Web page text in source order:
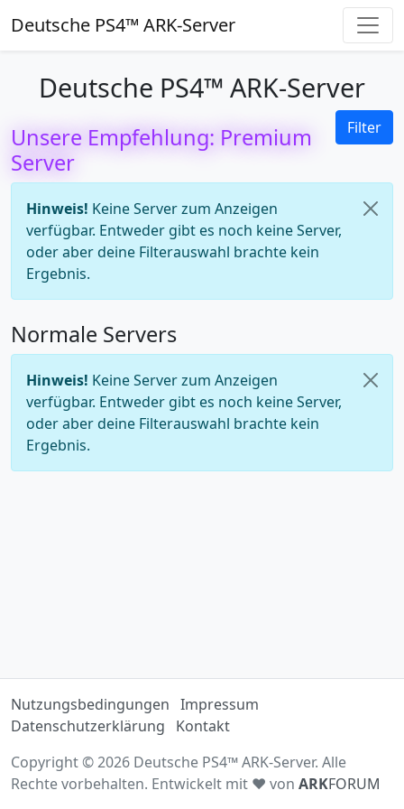
Deutsche PS4™ ARK-Server
Deutsche PS4™ ARK-Server
Filter
Unsere Empfehlung: Premium
Server
Hinweis! Keine Server zum Anzeigen
verfügbar. Entweder gibt es noch keine Server,
oder aber deine Filterauswahl brachte kein
Ergebnis.
Normale Servers
Hinweis! Keine Server zum Anzeigen
verfügbar. Entweder gibt es noch keine Server,
oder aber deine Filterauswahl brachte kein
Ergebnis.
Nutzungsbedingungen Impressum
Datenschutzerklärung
Kontakt
Copyright © 2026 Deutsche PS4™ ARK-Server. Alle
Rechte vorbehalten. Entwickelt mit ♥ von ARKFORUM